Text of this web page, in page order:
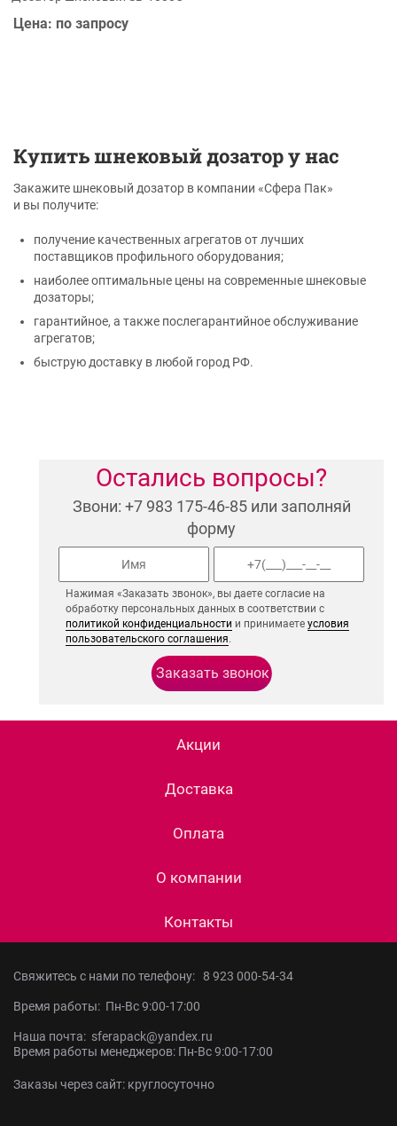
Цена: по запросу
Купить шнековый дозатор у нас
Закажите шнековый дозатор в компании «Сфера Пак»
и вы получите:
получение качественных агрегатов от лучших
поставщиков профильного оборудования;
наиболее оптимальные цены на современные шнековые
дозаторы;
гарантийное, а также послегарантийное обслуживание
агрегатов;
быструю доставку в любой город РФ.
Остались вопросы?
Звони: +7 983 175-46-85 или заполняй
форму
Нажимая «Заказать звонок», вы даете согласие на
обработку персональных данных в соответствии с
политикой конфиденциальности и принимаетеусловия
пользовательского соглашения.
Акции
Доставка
Оплата
О компании
Контакты
Свяжитесь с нами по телефону: 8 923 000-54-34
Время работы: Пн-Вс 9:00-17:00
Наша почта: sferapack@yandex.ru
Время работы менеджеров: Пн-Вс 9:00-17:00
Заказы через сайт: круглосуточно